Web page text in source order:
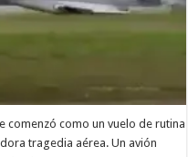
comenzó como un vuelo de rutina
tragedia aérea. Un avión